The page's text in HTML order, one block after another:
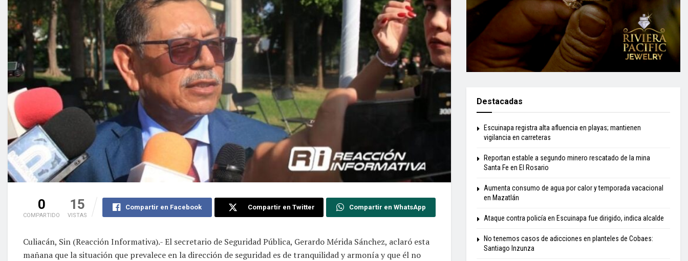
0
COMPARTIDO
15
VISTAS
Compartir en Facebook Compartir en Twitter Compartir en WhatsApp
Culiacán, Sin (Reacción Informativa).- El secretario de Seguridad Pública, Gerardo Mérida Sánchez, aclaró esta
mañana que la situación que prevalece en la dirección de seguridad es de tranquilidad y armonía y que él no
Destacadas
Escuinapa registra alta afluencia en playas; mantienen
vigilancia en carreteras
Reportan estable a segundo minero rescatado de la mina
Santa Fe en El Rosario
Aumenta consumo de agua por calor y temporada vacacional
en Mazatlán
Ataque contra policía en Escuinapa fue dirigido, indica alcalde
No tenemos casos de adicciones en planteles de Cobaes:
Santiago Inzunza